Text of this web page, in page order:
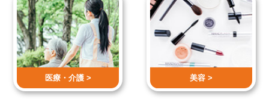
医療・介護 > 美容 >